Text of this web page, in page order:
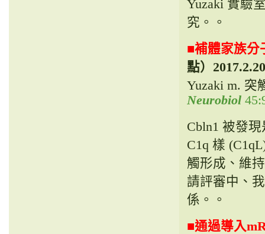
Yuzaki 實驗
究。。
■補體家族分
點） 2017.2.20
Yuzaki m. 突
Neurobiol
Cbln1 被發
C1q 樣
觸形成、維
請評審中、
係。。
■通過導入